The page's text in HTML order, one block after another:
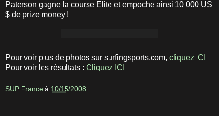
Paterson gagne la course Elite et empoche ainsi 10 000 US
$ de prize money !
Pour voir plus de photos sur surfingsports.com, cliquez ICI
Pour voir les résultats : Cliquez ICI
SUP France à 10/15/2008